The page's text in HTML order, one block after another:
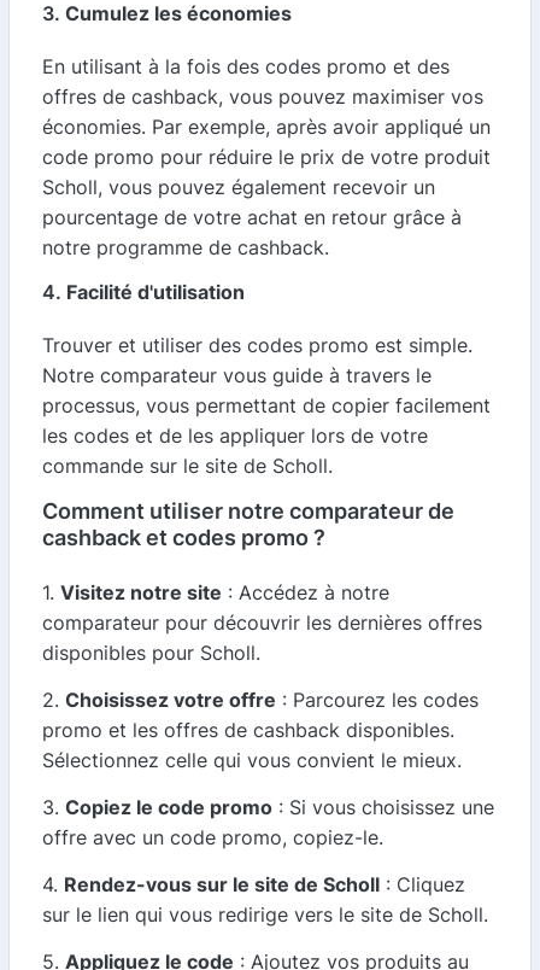
3. Cumulez les économies
En utilisant à la fois des codes promo et des
offres de cashback, vous pouvez maximiser vos
économies. Par exemple, après avoir appliqué un
code promo pour réduire le prix de votre produit
Scholl, vous pouvez également recevoir un
pourcentage de votre achat en retour grâce à
notre programme de cashback.
4. Facilité d'utilisation
Trouver et utiliser des codes promo est simple.
Notre comparateur vous guide à travers le
processus, vous permettant de copier facilement
les codes et de les appliquer lors de votre
commande sur le site de Scholl.
Comment utiliser notre comparateur de
cashback et codes promo ?
1. Visitez notre site : Accédez à notre
comparateur pour découvrir les dernières offres
disponibles pour Scholl.
2. Choisissez votre offre : Parcourez les codes
promo et les offres de cashback disponibles.
Sélectionnez celle qui vous convient le mieux.
3. Copiez le code promo : Si vous choisissez une
offre avec un code promo, copiez-le.
4. Rendez-vous sur le site de Scholl : Cliquez
sur le lien qui vous redirige vers le site de Scholl.
5. Appliquez le code : Ajoutez vos produits au